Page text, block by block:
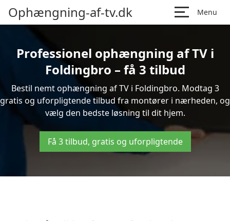
Ophængning-af-tv.dk Menu
Professionel ophængning af TV i
Foldingbro – få 3 tilbud
Bestil nemt ophængning af TV i Foldingbro. Modtag 3
gratis og uforpligtende tilbud fra montører i nærheden, og
vælg den bedste løsning til dit hjem.
Få 3 tilbud, gratis og uforpligtende